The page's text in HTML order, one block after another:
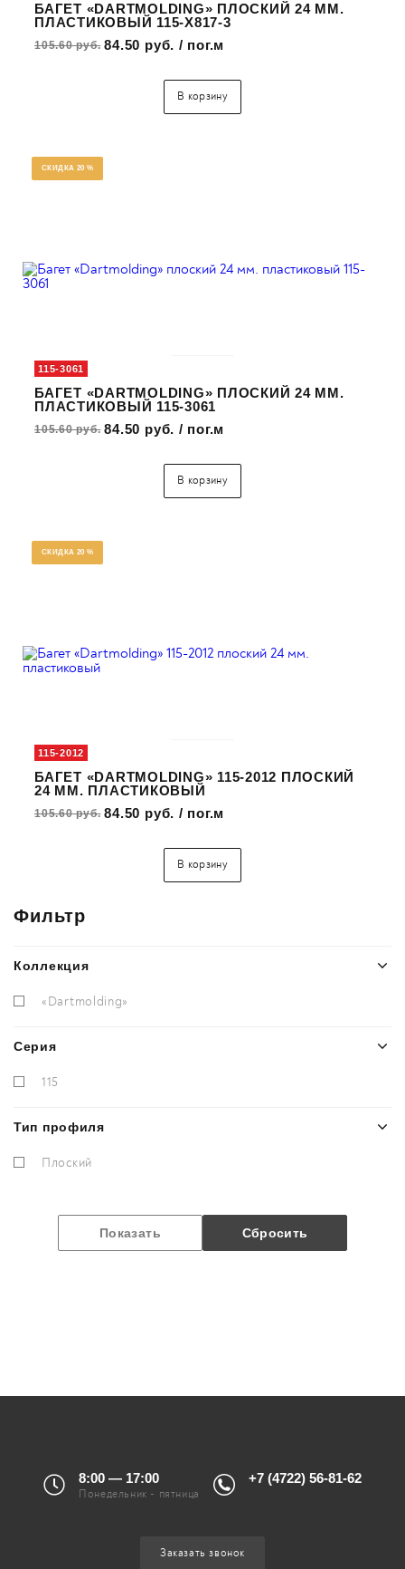
Фильтр
Коллекция
«Dartmolding»
Серия
115
Тип профиля
Плоский
БАГЕТ «DARTMOLDING» ПЛОСКИЙ 24 ММ.
ПЛАСТИКОВЫЙ 115-X817-3
105.60 руб. 84.50 руб. / пог.м
В корзину
СКИДКА 20 %
115-3061
БАГЕТ «DARTMOLDING» ПЛОСКИЙ 24 ММ.
ПЛАСТИКОВЫЙ 115-3061
105.60 руб. 84.50 руб. / пог.м
В корзину
СКИДКА 20 %
115-2012
БАГЕТ «DARTMOLDING» 115-2012 ПЛОСКИЙ
24 ММ. ПЛАСТИКОВЫЙ
105.60 руб. 84.50 руб. / пог.м
В корзину
8:00 — 17:00
Понедельник - пятница
+7 (4722) 56-81-62
Заказать звонок